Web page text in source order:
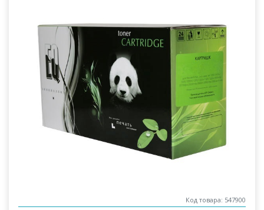
Код товара: 547900